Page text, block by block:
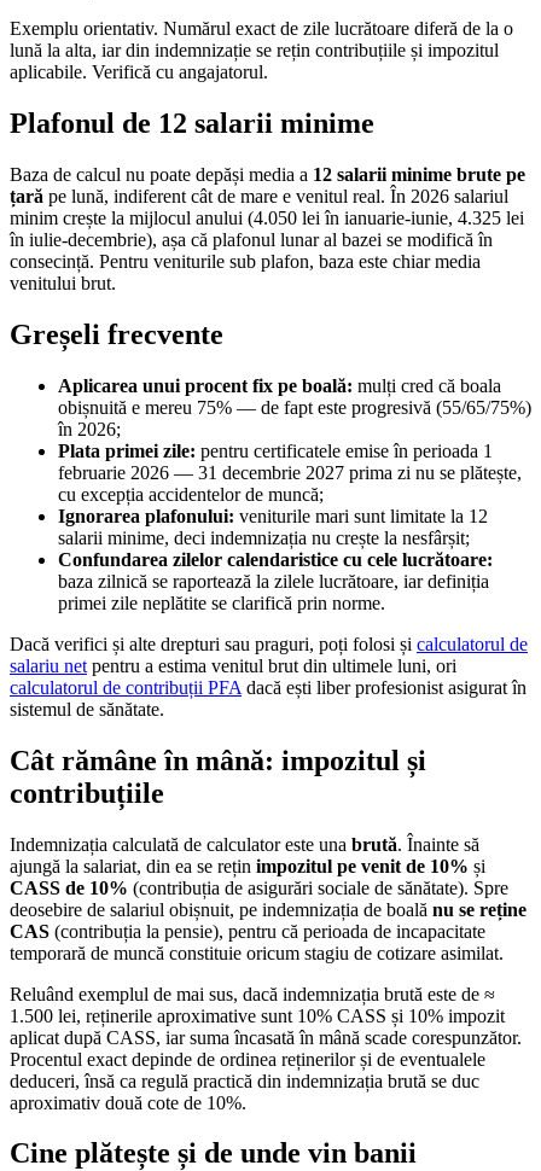
Exemplu orientativ. Numărul exact de zile lucrătoare diferă de la o
lună la alta, iar din indemnizație se rețin contribuțiile și impozitul
aplicabile. Verifică cu angajatorul.
Plafonul de 12 salarii minime
Baza de calcul nu poate depăși media a 12 salarii minime brute pe
țară pe lună, indiferent cât de mare e venitul real. În 2026 salariul
minim crește la mijlocul anului (4.050 lei în ianuarie-iunie, 4.325 lei
în iulie-decembrie), așa că plafonul lunar al bazei se modifică în
consecință. Pentru veniturile sub plafon, baza este chiar media
venitului brut.
Greșeli frecvente
Aplicarea unui procent fix pe boală: mulți cred că boala
obișnuită e mereu 75% — de fapt este progresivă (55/65/75%)
în 2026;
Plata primei zile: pentru certificatele emise în perioada 1
februarie 2026 — 31 decembrie 2027 prima zi nu se plătește,
cu excepția accidentelor de muncă;
Ignorarea plafonului: veniturile mari sunt limitate la 12
salarii minime, deci indemnizația nu crește la nesfârșit;
Confundarea zilelor calendaristice cu cele lucrătoare:
baza zilnică se raportează la zilele lucrătoare, iar definiția
primei zile neplătite se clarifică prin norme.
Dacă verifici și alte drepturi sau praguri, poți folosi și calculatorul de
salariu net pentru a estima venitul brut din ultimele luni, ori
calculatorul de contribuții PFA dacă ești liber profesionist asigurat în
sistemul de sănătate.
Cât rămâne în mână: impozitul și
contribuțiile
Indemnizația calculată de calculator este una brută. Înainte să
ajungă la salariat, din ea se rețin impozitul pe venit de 10% și
CASS de 10% (contribuția de asigurări sociale de sănătate). Spre
deosebire de salariul obișnuit, pe indemnizația de boală nu se reține
CAS (contribuția la pensie), pentru că perioada de incapacitate
temporară de muncă constituie oricum stagiu de cotizare asimilat.
Reluând exemplul de mai sus, dacă indemnizația brută este de ≈
1.500 lei, reținerile aproximative sunt 10% CASS și 10% impozit
aplicat după CASS, iar suma încasată în mână scade corespunzător.
Procentul exact depinde de ordinea reținerilor și de eventualele
deduceri, însă ca regulă practică din indemnizația brută se duc
aproximativ două cote de 10%.
Cine plătește și de unde vin banii